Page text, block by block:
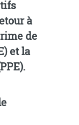
à
de
et la